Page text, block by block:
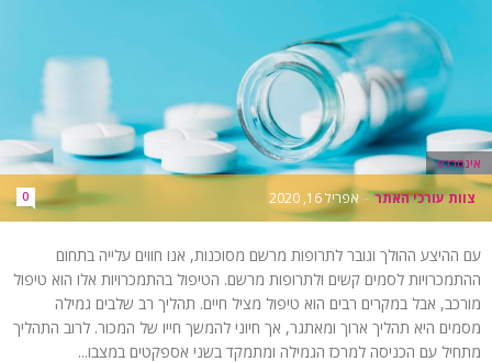
צוות עורכי האתר - אפריל 16, 2020 0
אינטרנט
עם ההיצע ההולך וגובר לתרופות מרשם מסוכנות, אנו חווים עלייה בתחום
ההתמכרויות לסמים קשים ולתרופות מרשם. הטיפול בהתמכרויות אלו הוא טיפול
מורכב, אבל במקרים רבים הוא טיפול מציל חיים. תהליך רב שלבים גמילה
מסמים היא תהליך ארוך ומאתגר, אך חיוני להמשך חייו של המכור. לרוב התהליך
מתחיל עם הכניסה למרכז הגמילה ומתמקד בשני אספקטים במצבו...